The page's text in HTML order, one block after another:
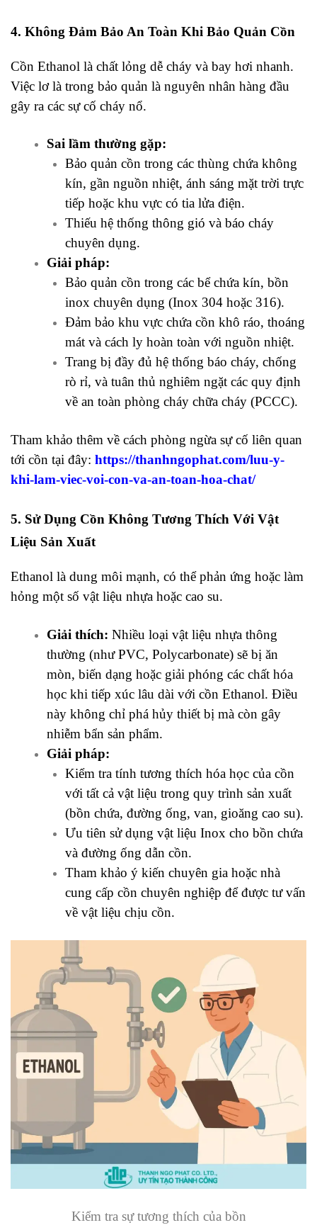
4. Không Đảm Bảo An Toàn Khi Bảo Quản Cồn
Cồn Ethanol là chất lỏng dễ cháy và bay hơi nhanh.
Việc lơ là trong bảo quản là nguyên nhân hàng đầu
gây ra các sự cố cháy nổ.
Sai lầm thường gặp:
Bảo quản cồn trong các thùng chứa không
kín, gần nguồn nhiệt, ánh sáng mặt trời trực
tiếp hoặc khu vực có tia lửa điện.
Thiếu hệ thống thông gió và báo cháy
chuyên dụng.
Giải pháp:
Bảo quản cồn trong các bể chứa kín, bồn
inox chuyên dụng (Inox 304 hoặc 316).
Đảm bảo khu vực chứa cồn khô ráo, thoáng
mát và cách ly hoàn toàn với nguồn nhiệt.
Trang bị đầy đủ hệ thống báo cháy, chống
rò rỉ, và tuân thủ nghiêm ngặt các quy định
về an toàn phòng cháy chữa cháy (PCCC).
Tham khảo thêm về cách phòng ngừa sự cố liên quan
tới cồn tại đây: https://thanhngophat.com/luu-y-
khi-lam-viec-voi-con-va-an-toan-hoa-chat/
5. Sử Dụng Cồn Không Tương Thích Với Vật
Liệu Sản Xuất
Ethanol là dung môi mạnh, có thể phản ứng hoặc làm
hỏng một số vật liệu nhựa hoặc cao su.
Giải thích: Nhiều loại vật liệu nhựa thông
thường (như PVC, Polycarbonate) sẽ bị ăn
mòn, biến dạng hoặc giải phóng các chất hóa
học khi tiếp xúc lâu dài với cồn Ethanol. Điều
này không chỉ phá hủy thiết bị mà còn gây
nhiễm bẩn sản phẩm.
Giải pháp:
Kiểm tra tính tương thích hóa học của cồn
với tất cả vật liệu trong quy trình sản xuất
(bồn chứa, đường ống, van, gioăng cao su).
Ưu tiên sử dụng vật liệu Inox cho bồn chứa
và đường ống dẫn cồn.
Tham khảo ý kiến chuyên gia hoặc nhà
cung cấp cồn chuyên nghiệp để được tư vấn
về vật liệu chịu cồn.
Kiểm tra sự tương thích của bồn